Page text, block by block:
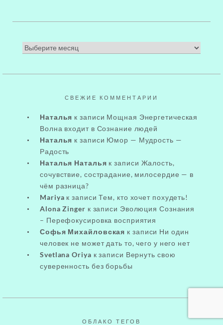
СВЕЖИЕ КОММЕНТАРИИ
Наталья к записи Мощная Энергетическая
Волна входит в Сознание людей
Наталья к записи Юмор — Мудрость —
Радость
Наталья Наталья к записи Жалость,
сочувствие, сострадание, милосердие — в
чём разница?
Mariya к записиТем, кто хочет похудеть!
Alona Zinger к записи Эволюция Сознания
– Перефокусировка восприятия
Софья Михайловская к записи Ни один
человек не может дать то, чего у него нет
Svetlana Oriya к записи Вернуть свою
суверенность без борьбы
ОБЛАКО ТЕГОВ